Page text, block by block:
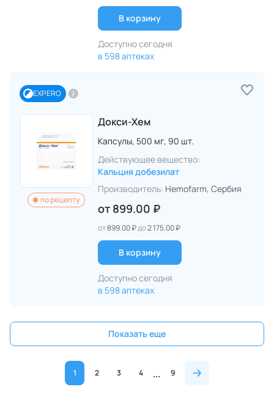
В корзину
Доступно сегодня
в 598 аптеках
EXPERO
по рецепту
Докси-Хем
Капсулы, 500 мг, 90 шт.
Действующее вещество:
Кальция добезилат
Производитель: Hemofarm, Сербия
от 899.00 ₽
от899.00 ₽до2 175.00 ₽
В корзину
Доступно сегодня
в 598 аптеках
Показать еще
1 2 3 4 9